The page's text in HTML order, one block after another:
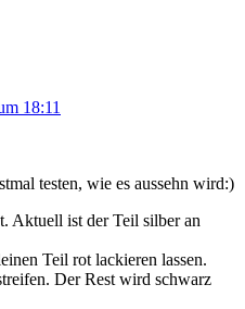
18:11
testen, wie es aussehn wird:)
Aktuell ist der Teil silber an
Teil rot lackieren lassen.
Der Rest wird schwarz